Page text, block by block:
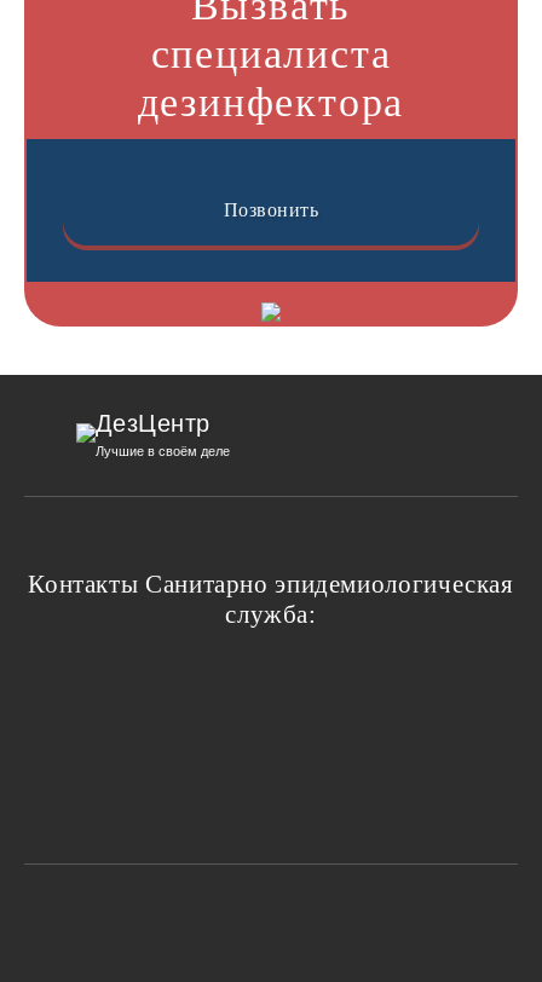
специалиста
дезинфектора
Позвонить
ДезЦентр
Лучшие в своём деле
Контакты Санитарно эпидемиологическая
служба: